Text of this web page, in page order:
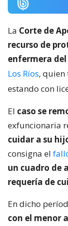
La Corte de
recurso de
enfermera
Los Ríos, quien
estando con
El caso se
exfuncionaria
cuidar a su
consigna el
un cuadro de
requería de
En dicho
con el menor